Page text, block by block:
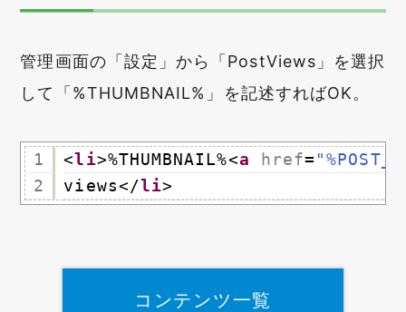
管理画面の「設定」から「PostViews」を選択
して「%THUMBNAIL%」を記述すればOK。
1
2
<li>%THUMBNAIL%<a href=
views</li>
コンテンツ一覧